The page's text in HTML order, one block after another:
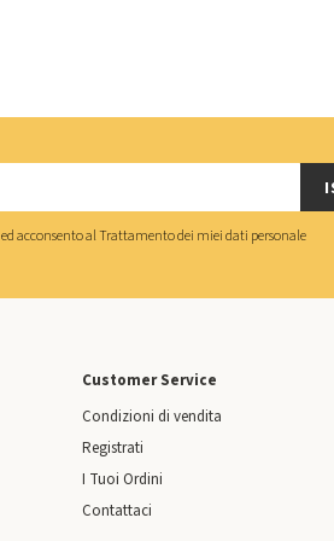
ed acconsento alTrattamento dei miei dati personale
Customer Service
Condizioni di vendita
Registrati
I Tuoi Ordini
Contattaci